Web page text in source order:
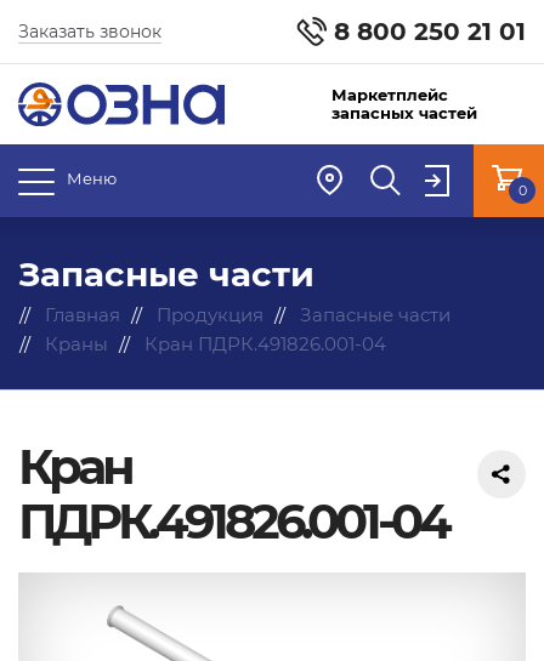
8 800 250 21 01
Заказать звонок
Маркетплейс
запасных частей
Меню
0
Запасные части
Главная Продукция
Запасные части
Краны
Кран ПДРК.491826.001-04
Кран
ПДРК.491826.001-04